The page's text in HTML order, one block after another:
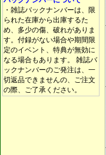
・雑誌バックナンバーは、限
られた在庫から出庫するた
め、多少の傷、破れがありま
す。付録がない場合や期間限
定のイベント、特典が無効に
なる場合もあります。 雑誌バ
ックナンバーのご発注は、一
切返品できませんの、ご注文
の際、ご了承ください。